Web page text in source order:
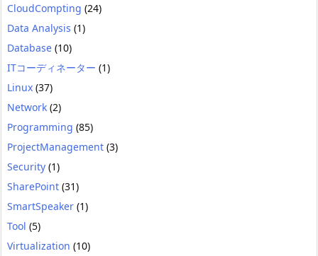
CloudCompting (24)
Data Analysis (1)
Database (10)
ITコーディネーター (1)
Linux (37)
Network (2)
Programming (85)
ProjectManagement (3)
Security (1)
SharePoint (31)
SmartSpeaker (1)
Tool (5)
Virtualization (10)